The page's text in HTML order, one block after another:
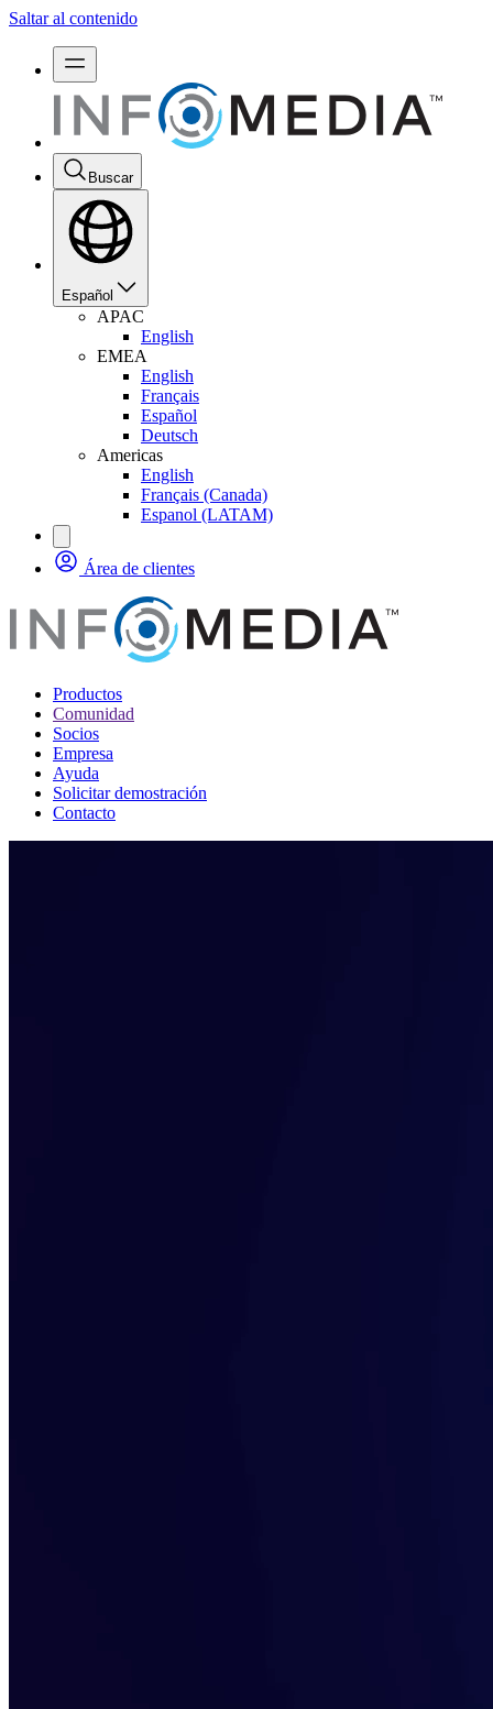
Saltar al contenido
Buscar
Español
APAC
English
EMEA
English
Français
Español
Deutsch
Americas
English
Français (Canada)
Espanol (LATAM)
Área de clientes
Productos
Comunidad
Socios
Empresa
Ayuda
Solicitar demostración
Contacto